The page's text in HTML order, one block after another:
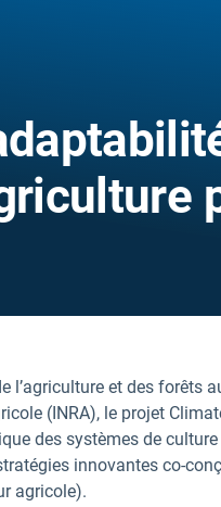
l’agriculture et des forêts
(INRA), le projet
des systèmes de culture
innovantes co-
agricole).